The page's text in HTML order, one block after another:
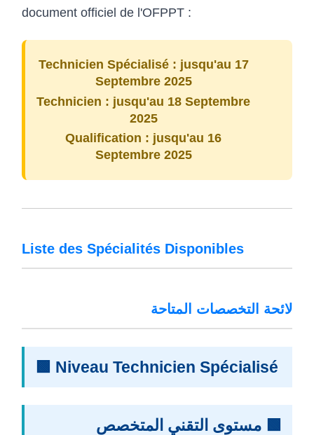
document officiel de l'OFPPT :
Technicien Spécialisé : jusqu'au 17
Septembre 2025
Technicien : jusqu'au 18 Septembre
2025
Qualification : jusqu'au 16
Septembre 2025
Liste des Spécialités Disponibles
لائحة التخصصات المتاحة
🟩 Niveau Technicien Spécialisé
🟩 مستوى التقني المتخصص